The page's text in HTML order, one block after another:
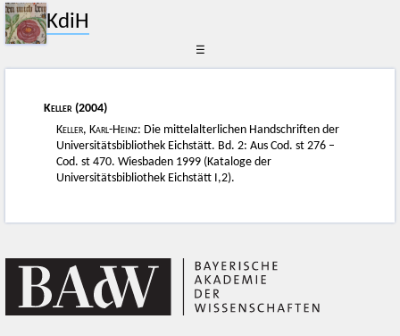
KdiH
☰
Keller (2004)
Keller, Karl-Heinz: Die mittelalterlichen Handschriften der
Universitätsbibliothek Eichstätt. Bd. 2: Aus Cod. st 276 –
Cod. st 470. Wiesbaden 1999 (Kataloge der
Universitätsbibliothek Eichstätt I,2).